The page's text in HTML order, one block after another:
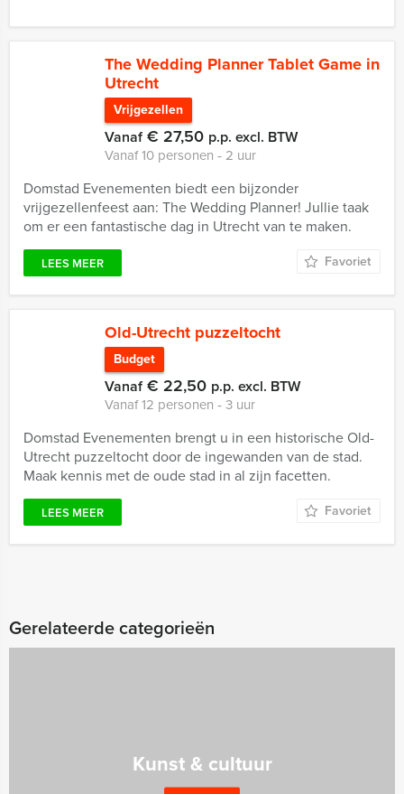
The Wedding Planner Tablet Game in
Utrecht
Vrijgezellen
Vanaf€ 27,50 p.p. excl. BTW
Vanaf 10 personen ‐ 2 uur
Domstad Evenementen biedt een bijzonder
vrijgezellenfeest aan: The Wedding Planner! Jullie taak
om er een fantastische dag in Utrecht van te maken.
LEES MEER Favoriet
Old-Utrecht puzzeltocht
Budget
Vanaf€ 22,50 p.p. excl. BTW
Vanaf 12 personen ‐ 3 uur
Domstad Evenementen brengt u in een historische Old-
Utrecht puzzeltocht door de ingewanden van de stad.
Maak kennis met de oude stad in al zijn facetten.
LEES MEER Favoriet
Gerelateerde categorieën
Kunst & cultuur